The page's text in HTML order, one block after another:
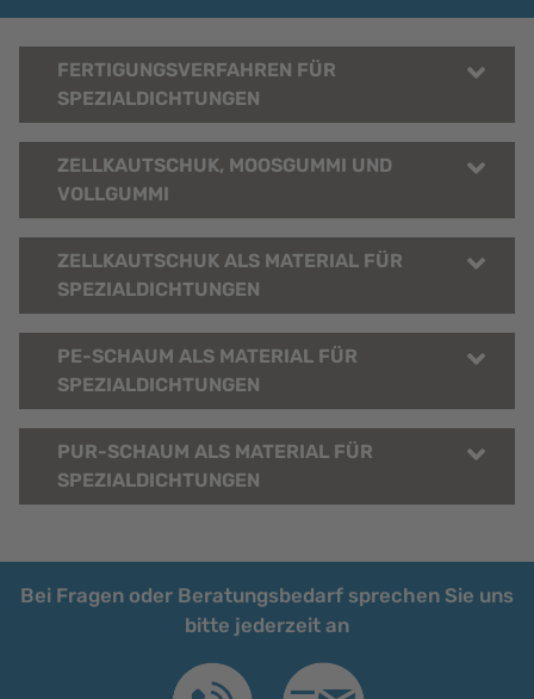
FERTIGUNGSVERFAHREN FÜR
SPEZIALDICHTUNGEN
ZELLKAUTSCHUK, MOOSGUMMI UND
VOLLGUMMI
ZELLKAUTSCHUK ALS MATERIAL FÜR
SPEZIALDICHTUNGEN
PE-SCHAUM ALS MATERIAL FÜR
SPEZIALDICHTUNGEN
PUR-SCHAUM ALS MATERIAL FÜR
SPEZIALDICHTUNGEN
Bei Fragen oder Beratungsbedarf sprechen Sie uns
bitte jederzeit an